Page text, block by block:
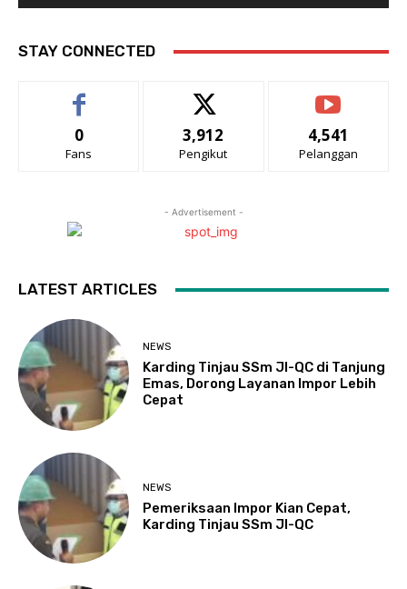
STAY CONNECTED
0
Fans
3,912
Pengikut
4,541
Pelanggan
- Advertisement -
LATEST ARTICLES
NEWS
Karding Tinjau SSm JI-QC di Tanjung
Emas, Dorong Layanan Impor Lebih
Cepat
NEWS
Pemeriksaan Impor Kian Cepat,
Karding Tinjau SSm JI-QC